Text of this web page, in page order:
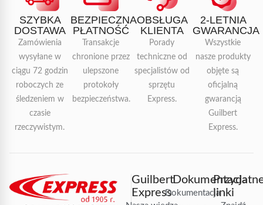
SZYBKA
DOSTAWA
Zamówienia
wysyłane w
ciągu 72 godzin
roboczych ze
śledzeniem w
czasie
rzeczywistym.
BEZPIECZNA
PŁATNOŚĆ
Transakcje
chronione przez
ulepszone
protokoły
bezpieczeństwa.
OBSŁUGA
KLIENTA
Porady
techniczne od
specjalistów od
sprzętu
Express.
2-LETNIA
GWARANCJA
Wszystkie
nasze produkty
objęte są
oficjalną
gwarancją
Guilbert
Express.
Guilbert
Express
Dokumentacja
Dokumentacjalinki